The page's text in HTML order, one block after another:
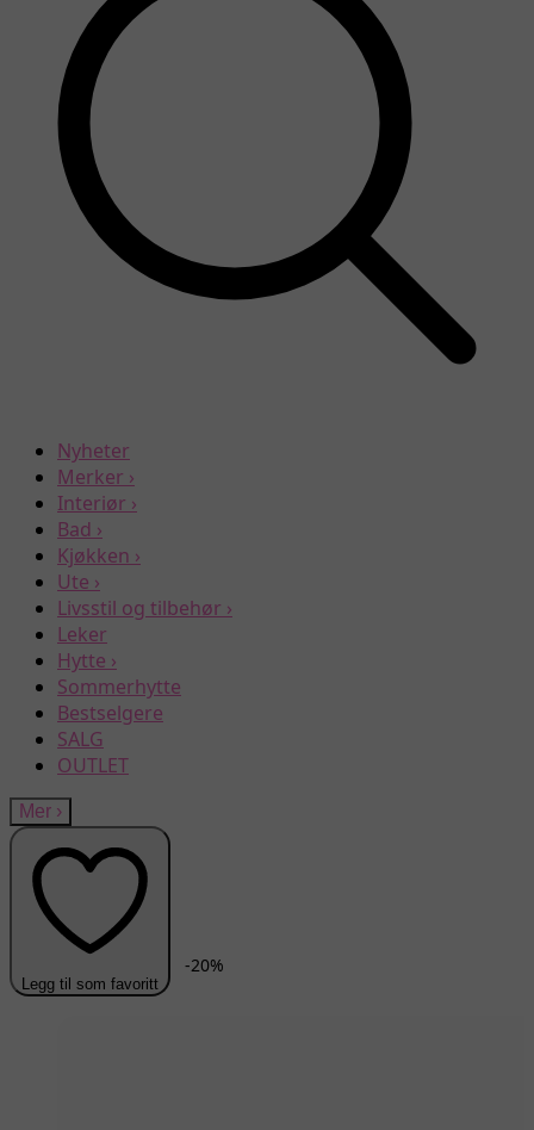
Nyheter
Merker ›
Interiør ›
Bad ›
Kjøkken ›
Ute ›
Livsstil og tilbehør ›
Leker
Hytte ›
Sommerhytte
Bestselgere
SALG
OUTLET
Mer ›
Legg til som favoritt
-20%